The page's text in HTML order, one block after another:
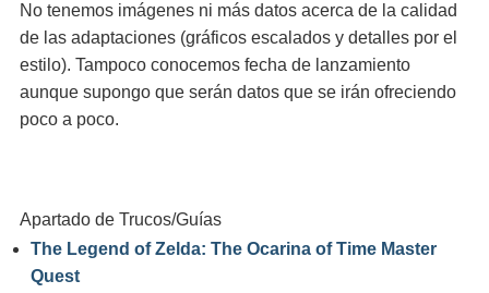
No tenemos imágenes ni más datos acerca de la calidad
de las adaptaciones (gráficos escalados y detalles por el
estilo). Tampoco conocemos fecha de lanzamiento
aunque supongo que serán datos que se irán ofreciendo
poco a poco.
Apartado de Trucos/Guías
The Legend of Zelda: The Ocarina of Time Master
Quest